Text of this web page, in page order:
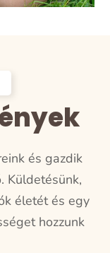
és gazdik
Küldetésünk,
életét és egy
hozzunk